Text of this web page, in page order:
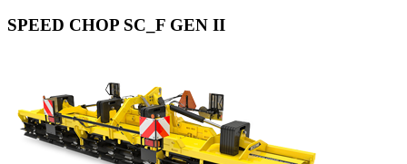
SPEED CHOP SC_F GEN II